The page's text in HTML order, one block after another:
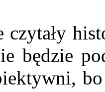
czytały
będzie